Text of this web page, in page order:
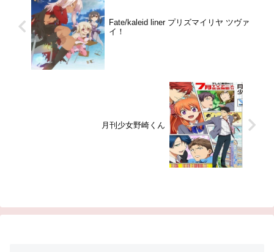
Fate/kaleid liner プリズマイリヤ ツヴァ
イ！
月刊少女野崎くん